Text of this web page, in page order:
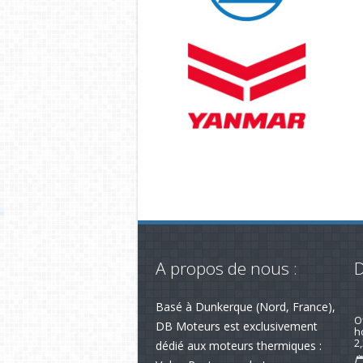
A propos de nous :
Basé à Dunkerque (Nord, France),
DB Moteurs est exclusivement
dédié aux moteurs thermiques :